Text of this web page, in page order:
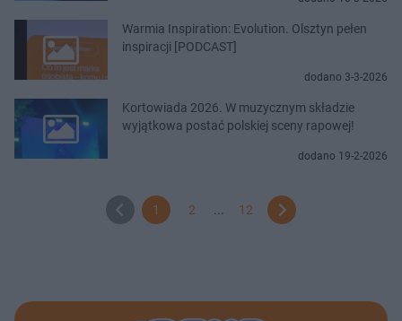
Warmia Inspiration: Evolution. Olsztyn pełen
inspiracji [PODCAST]
dodano 3-3-2026
Kortowiada 2026. W muzycznym składzie
wyjątkowa postać polskiej sceny rapowej!
dodano 19-2-2026
1 2 12